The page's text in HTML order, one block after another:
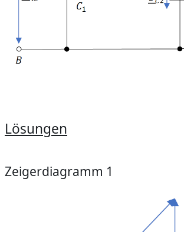
Lösungen
Zeigerdiagramm 1